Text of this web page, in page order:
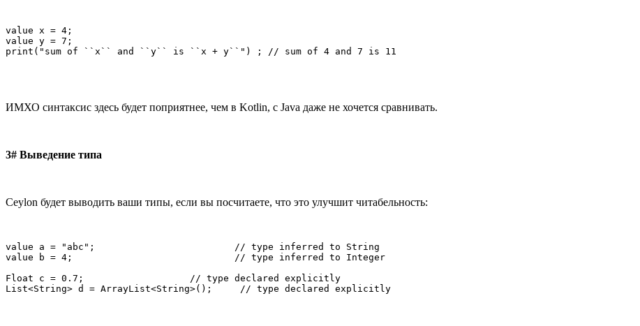
value x = 4;
value y = 7;
print("sum of ``x`` and ``y`` is ``x + y``") ; // sum of 4 and 7 is 11
ИМХО синтаксис здесь будет поприятнее, чем в Kotlin, с Java даже не хочется сравнивать.
3# Выведение типа
Ceylon будет выводить ваши типы, если вы посчитаете, что это улучшит читабельность:
value a = "abc";                         // type inferred to String
value b = 4;                             // type inferred to Integer
Float c = 0.7;                   // type declared explicitly
List<String> d = ArrayList<String>();     // type declared explicitly